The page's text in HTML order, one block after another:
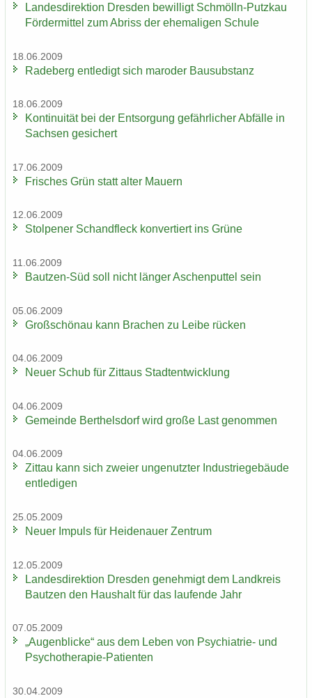
Lan­des­di­rek­ti­on Dres­den be­wil­ligt Schmölln-​Putzkau
För­der­mit­tel zum Ab­riss der ehe­ma­li­gen Schu­le
18.06.2009
Ra­de­berg ent­le­digt sich ma­ro­der Bau­sub­stanz
18.06.2009
Kon­ti­nui­tät bei der Ent­sor­gung ge­fähr­li­cher Ab­fäl­le in
Sach­sen ge­si­chert
17.06.2009
Fri­sches Grün statt alter Mau­ern
12.06.2009
Stol­pe­ner Schand­fleck kon­ver­tiert ins Grüne
11.06.2009
Bautzen-​Süd soll nicht län­ger Aschen­put­tel sein
05.06.2009
Groß­schön­au kann Bra­chen zu Leibe rü­cken
04.06.2009
Neuer Schub für Zit­taus Stadt­ent­wick­lung
04.06.2009
Ge­mein­de Bert­hels­dorf wird große Last ge­nom­men
04.06.2009
Zit­tau kann sich zwei­er un­ge­nutz­ter In­dus­trie­ge­bäu­de
ent­le­di­gen
25.05.2009
Neuer Im­puls für Hei­de­nau­er Zen­trum
12.05.2009
Lan­des­di­rek­ti­on Dres­den ge­neh­migt dem Land­kreis
Baut­zen den Haus­halt für das lau­fen­de Jahr
07.05.2009
„Au­gen­bli­cke“ aus dem Leben von Psychiatrie-​ und
Psychotherapie-​Patienten
30.04.2009